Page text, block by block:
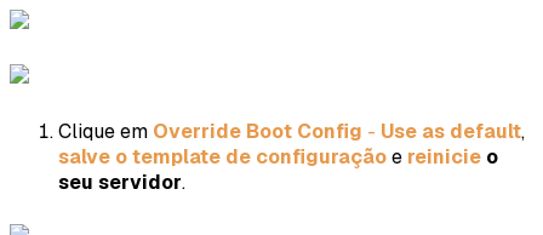
Clique em Override Boot Config - Use as default,
salve o template de configuraçãoe reinicie o
seu servidor.